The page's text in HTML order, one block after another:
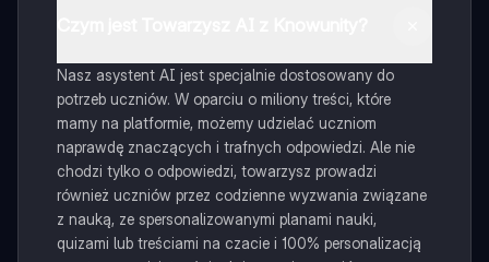
Nasz asystent AI jest specjalnie dostosowany do
potrzeb uczniów. W oparciu o miliony treści, które
mamy na platformie, możemy udzielać uczniom
naprawdę znaczących i trafnych odpowiedzi. Ale nie
chodzi tylko o odpowiedzi, towarzysz prowadzi
również uczniów przez codzienne wyzwania związane
z nauką, ze spersonalizowanymi planami nauki,
quizami lub treściami na czacie i 100% personalizacją